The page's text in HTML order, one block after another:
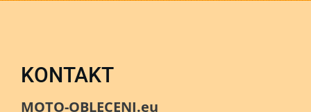
KONTAKT
MOTO-OBLECENI.eu